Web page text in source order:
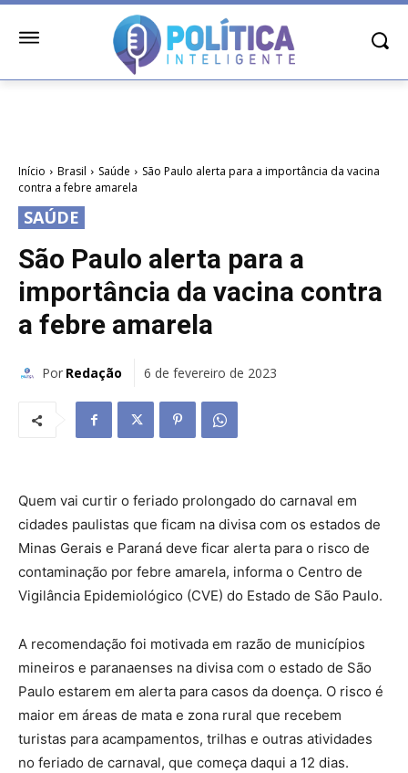
Início Brasil Saúde
São Paulo alerta para a importância da vacina
contra a febre amarela
SAÚDE
São Paulo alerta para a
importância da vacina contra
a febre amarela
Por Redação 6 de fevereiro de 2023
Quem vai curtir o feriado prolongado do carnaval em
cidades paulistas que ficam na divisa com os estados de
Minas Gerais e Paraná deve ficar alerta para o risco de
contaminação por febre amarela, informa o Centro de
Vigilância Epidemiológico (CVE) do Estado de São Paulo.
A recomendação foi motivada em razão de municípios
mineiros e paranaenses na divisa com o estado de São
Paulo estarem em alerta para casos da doença. O risco é
maior em áreas de mata e zona rural que recebem
turistas para acampamentos, trilhas e outras atividades
no feriado de carnaval, que começa daqui a 12 dias.